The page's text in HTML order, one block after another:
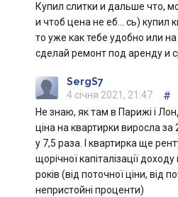
Купил слитки и дальше что,
и чтоб цена не еб… сь) купил
то уже как тебе удобно или
сделай ремонт под аренду и
SergS7
4 січня 2021, 21:47
#
Не знаю, як там в Парижі і
ціна на квартирки виросла за
у 7,5 раза. І квартирка ще
щорічної капіталізації
років (від поточної ціни, від
непристойні проценти)